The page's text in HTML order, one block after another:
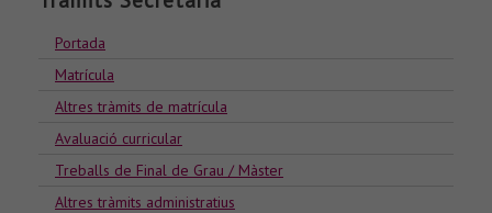
Portada
Matrícula
Altres tràmits de matrícula
Avaluació curricular
Treballs de Final de Grau / Màster
Altres tràmits administratius